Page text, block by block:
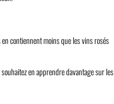
contiennent moins que les vins rosés
en apprendre davantage sur les